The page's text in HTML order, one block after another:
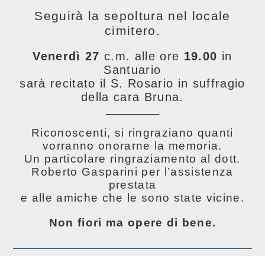
Seguirà la sepoltura nel locale
cimitero.
Venerdì 27 c.m. alle ore 19.00 in
Santuario
sarà recitato il S. Rosario in suffragio
della cara Bruna.
Riconoscenti, si ringraziano quanti
vorranno onorarne la memoria.
Un particolare ringraziamento al dott.
Roberto Gasparini per l’assistenza
prestata
e alle amiche che le sono state vicine.
Non fiori ma opere di bene.